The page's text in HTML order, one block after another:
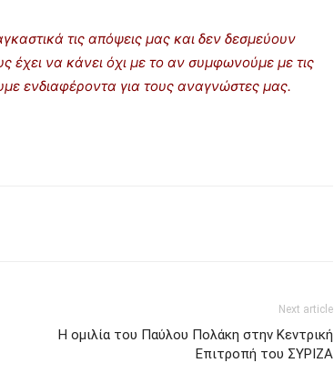
τις απόψεις μας και δεν δεσμεύουν
έχει να κάνει όχι με το αν συμφωνούμε με τις
ενδιαφέροντα για τους αναγνώστες μας.
Next article
Η ομιλία του Παύλου Πολάκη στην Κεντρική
Επιτροπή του ΣΥΡΙΖΑ